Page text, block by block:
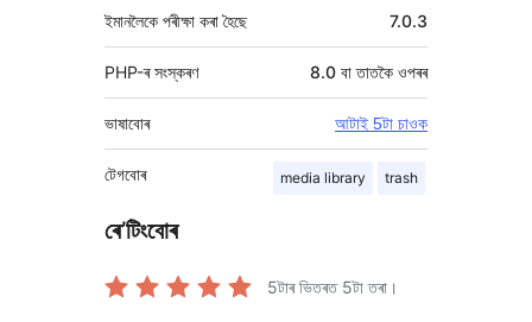
ইমানলৈকে পৰীক্ষা কৰা হৈছে 7.0.3
PHP-ৰ সংস্কৰণ 8.0 বা তাতকৈ ওপৰৰ
ভাষাবোৰ আটাই 5টা চাওক
media library trash
টেগবোৰ
ৰে’টিংবোৰ
5টাৰ ভিতৰত 5টা তৰা।